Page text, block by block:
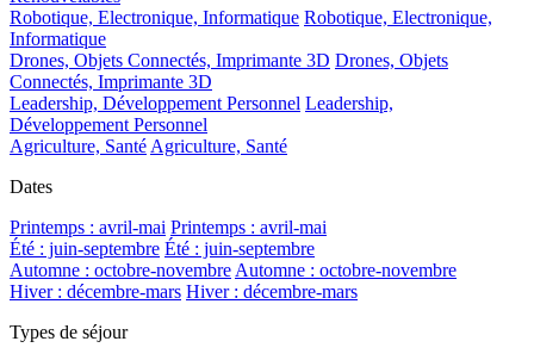
Robotique, Electronique, Informatique Robotique, Electronique,
Informatique
Drones, Objets Connectés, Imprimante 3D Drones, Objets
Connectés, Imprimante 3D
Leadership, Développement Personnel Leadership,
Développement Personnel
Agriculture, Santé Agriculture, Santé
Dates
Printemps : avril-mai Printemps : avril-mai
Été : juin-septembre Été : juin-septembre
Automne : octobre-novembre Automne : octobre-novembre
Hiver : décembre-mars Hiver : décembre-mars
Types de séjour